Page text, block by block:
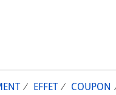
EFFET COUPON